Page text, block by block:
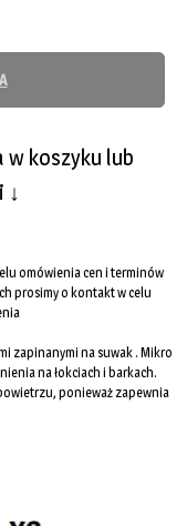
koszyku lub
↓
omówienia cen i terminów
prosimy o kontakt w celu
zapinanymi na suwak . Mikro
na łokciach i barkach.
ponieważ zapewnia